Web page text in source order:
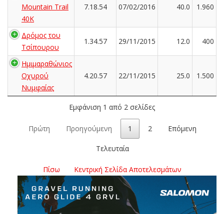
Mountain Trail
40K
7.18.54 07/02/2016 40.0 1.960
Δρόμος του
Τσίπουρου
1.34.57 29/11/2015 12.0 400
Ημιμαραθώνιος
Οχυρού
Νυμφαίας
4.20.57 22/11/2015 25.0 1.500
Εμφάνιση 1 από 2 σελίδες
Πρώτη Προηγούμενη 1 2 Επόμενη
Τελευταία
Πίσω Κεντρική Σελίδα Αποτελεσμάτων